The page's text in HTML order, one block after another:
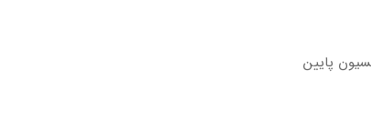
پایین